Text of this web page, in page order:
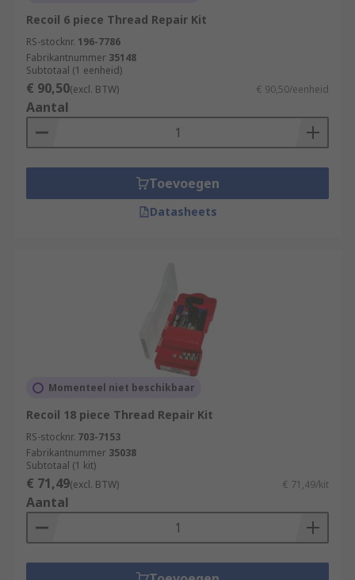
Recoil 6 piece Thread Repair Kit
RS-stocknr. 196-7786
Fabrikantnummer 35148
Subtotaal (1 eenheid)
€ 90,50(excl. BTW) € 90,50/eenheid
Aantal
Toevoegen
Datasheets
Momenteel niet beschikbaar
Recoil 18 piece Thread Repair Kit
RS-stocknr. 703-7153
Fabrikantnummer 35038
Subtotaal (1 kit)
€ 71,49(excl. BTW) € 71,49/kit
Aantal